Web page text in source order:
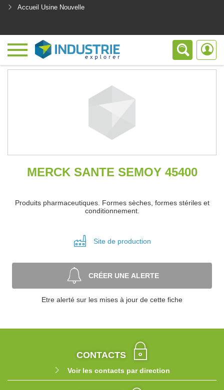
Accueil Usine Nouvelle
MERCK SANTE SEMOY 45400
Produits pharmaceutiques. Formes sèches, formes stériles et
conditionnement.
Site de production
CRÉER UNE ALERTE
Etre alerté sur les mises à jour de cette fiche
CONTACTS
Voir les contacts par direction